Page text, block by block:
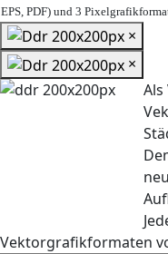
EPS, PDF) und 3
×
×
Vektorgrafikformaten